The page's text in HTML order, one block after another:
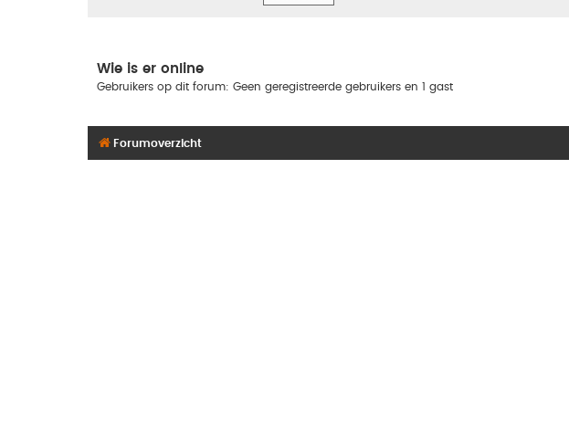
Wie is er online
Gebruikers op dit forum: Geen geregistreerde gebruikers en 1 gast
Forumoverzicht